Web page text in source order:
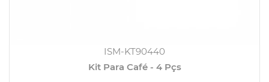
ISM-KT90440
Kit Para Café - 4 Pçs